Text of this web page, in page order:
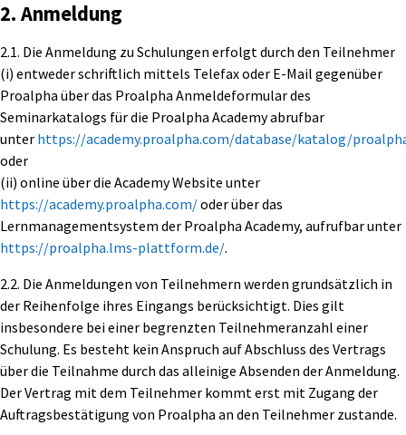
2. Anmeldung
2.1. Die Anmeldung zu Schulungen erfolgt durch den Teilnehmer
(i) entweder schriftlich mittels Telefax oder E-Mail gegenüber
Proalpha über das Proalpha Anmeldeformular des
Seminarkatalogs für die Proalpha Academy abrufbar
unter https://academy.proalpha.com/database/katalog/
oder
(ii) online über die Academy Website unter
https://academy.proalpha.com/oder über das
Lernmanagementsystem der Proalpha Academy, aufrufbar unter
https://proalpha.lms-plattform.de/.
2.2. Die Anmeldungen von Teilnehmern werden grundsätzlich in
der Reihenfolge ihres Eingangs berücksichtigt. Dies gilt
insbesondere bei einer begrenzten Teilnehmeranzahl einer
Schulung. Es besteht kein Anspruch auf Abschluss des Vertrags
über die Teilnahme durch das alleinige Absenden der Anmeldung.
Der Vertrag mit dem Teilnehmer kommt erst mit Zugang der
Auftragsbestätigung von Proalpha an den Teilnehmer zustande.